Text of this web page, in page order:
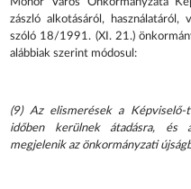
zászló alkotásáról,
szóló 18/1991. (XI. 21.)
alábbiak szerint módosul:
(9) Az elismerések a
időben kerülnek átadásra, és
megjelenik az önkormányzati